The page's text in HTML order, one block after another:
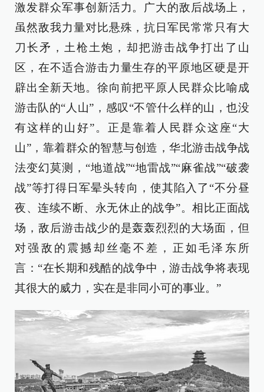
激发群众军事创新活力。广大的敌后战场上，
虽然敌我力量对比悬殊，抗日军民常常只有大
刀长矛，土枪土炮，却把游击战争打出了山
区，在不适合游击力量生存的平原地区硬是开
辟出全新天地。徐向前把平原人民群众比喻成
游击队的“人山”，感叹“不管什么样的山，也没
有这样的山好”。正是靠着人民群众这座“大
山”，靠着群众的智慧与创造，华北游击战争战
法变幻莫测，“地道战”“地雷战”“麻雀战”“破袭
战”等打得日军晕头转向，使其陷入了“不分昼
夜、连续不断、永无休止的战争”。相比正面战
场，敌后游击战少的是轰轰烈烈的大场面，但
对强敌的震撼却丝毫不差，正如毛泽东所
言：“在长期和残酷的战争中，游击战争将表现
其很大的威力，实在是非同小可的事业。”